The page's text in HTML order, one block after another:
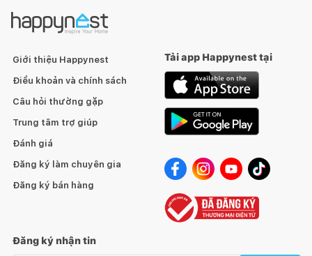
Giới thiệu Happynest
Điều khoản và chính sách
Câu hỏi thường gặp
Trung tâm trợ giúp
Đánh giá
Đăng ký làm chuyên gia
Đăng ký bán hàng
Tải app Happynest tại
Đăng ký nhận tin